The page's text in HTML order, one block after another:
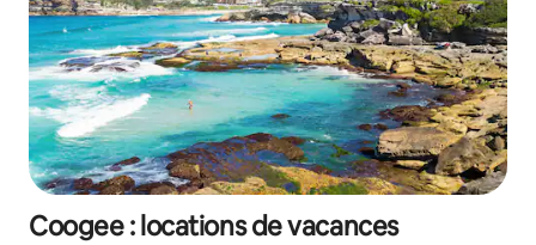
Coogee : locations de vacances